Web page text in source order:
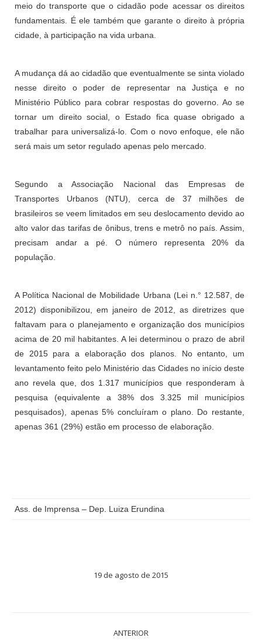
meio do transporte que o cidadão pode acessar os direitos
fundamentais. É ele também que garante o direito à própria
cidade, à participação na vida urbana.
A mudança dá ao cidadão que eventualmente se sinta violado
nesse direito o poder de representar na Justiça e no
Ministério Público para cobrar respostas do governo. Ao se
tornar um direito social, o Estado fica quase obrigado a
trabalhar para universalizá-lo. Com o novo enfoque, ele não
será mais um setor regulado apenas pelo mercado.
Segundo a Associação Nacional das Empresas de
Transportes Urbanos (NTU), cerca de 37 milhões de
brasileiros se veem limitados em seu deslocamento devido ao
alto valor das tarifas de ônibus, trens e metrô no país. Assim,
precisam andar a pé. O número representa 20% da
população.
A Política Nacional de Mobilidade Urbana (Lei n.° 12.587, de
2012) disponibilizou, em janeiro de 2012, as diretrizes que
faltavam para o planejamento e organização dos municípios
acima de 20 mil habitantes. A lei determinou o prazo de abril
de 2015 para a elaboração dos planos. No entanto, um
levantamento feito pelo Ministério das Cidades no início deste
ano revela que, dos 1.317 municípios que responderam à
pesquisa (equivalente a 38% dos 3.325 mil municípios
pesquisados), apenas 5% concluíram o plano. Do restante,
apenas 361 (29%) estão em processo de elaboração.
Ass. de Imprensa – Dep. Luiza Erundina
19 de agosto de 2015
NavegaçãoANTERIOR